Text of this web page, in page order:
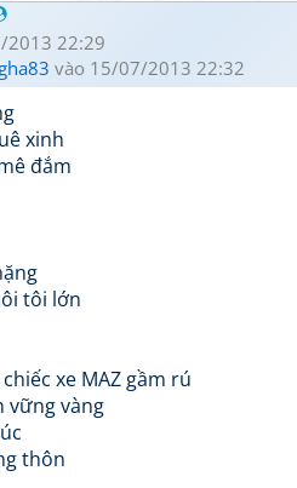
2013 22:29
vào 15/07/2013 22:32
xinh
đắm
tôi lớn
xe MAZ gầm rú
vững vàng
thôn